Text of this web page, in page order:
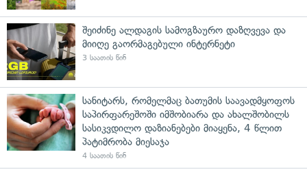
შეიძინე ალდაგის სამოგზაურო დაზღვევა და
მიიღე გაორმაგებული ინტერნეტი
3 საათის წინ
სანიტარს, რომელმაც ბათუმის საავადმყოფოს
საპირფარეშოში იმშობიარა და ახალშობილს
სასიკვდილო დაზიანებები მიაყენა, 4 წლით
პატიმრობა მიესაჯა
4 საათის წინ